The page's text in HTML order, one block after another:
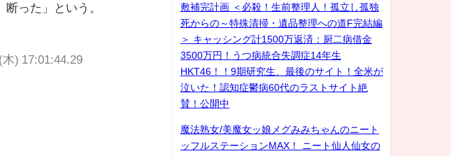
った」という。
木) 17:01:44.29
敷補完計画 ＜必殺！生前整理人！孤立し孤独
死からの～特殊清掃・遺品整理への道F完結編
＞ キャッシング計1500万返済：厨二病借金
3500万円！うつ病統合失調症14年生
HKT46！！9期研究生、最後のサイト！全米が
泣いた！認知症鬱病60代のラストサイト絶
賛！公開中
魔法熟女/美魔女ッ娘メグみみちゃんのニート
ッフルステーションMAX！ ニート仙人仙女の